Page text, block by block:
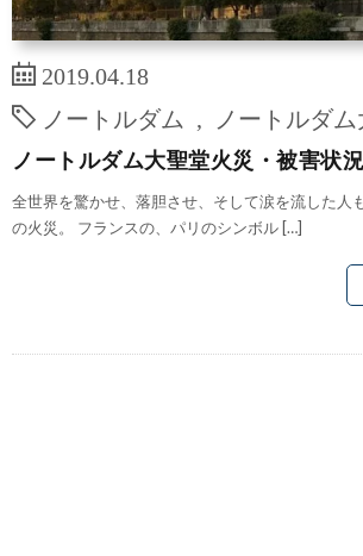
2019.04.18
ノートルダム
ノートルダ
ノートルダム大聖堂火災・被害状況
全世界を驚かせ、落胆させ、そして涙を流した人
の火災。 フランスの、パリのシンボル […]